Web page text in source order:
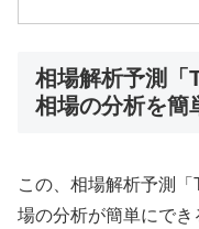
相場解析予測
相場の分析を簡
この、相場解析予測
場の分析が簡単にでき